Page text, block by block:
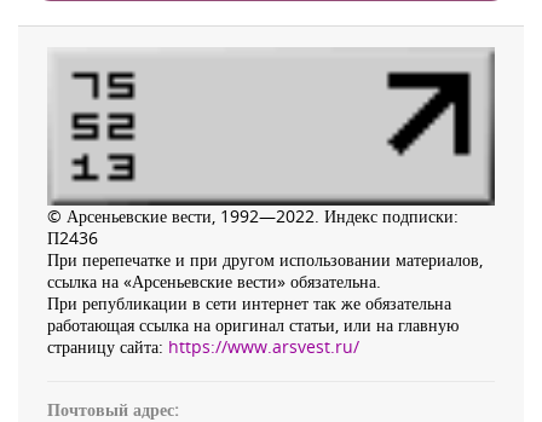
© Арсеньевские вести, 1992—2022. Индекс подписки:
П2436
При перепечатке и при другом использовании материалов,
ссылка на «Арсеньевские вести» обязательна.
При републикации в сети интернет так же обязательна
работающая ссылка на оригинал статьи, или на главную
страницу сайта: https://www.arsvest.ru/
Почтовый адрес: